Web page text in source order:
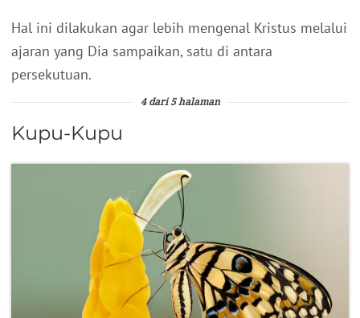
Hal ini dilakukan agar lebih mengenal Kristus melalui
ajaran yang Dia sampaikan, satu di antara
persekutuan.
4 dari 5 halaman
Kupu-Kupu